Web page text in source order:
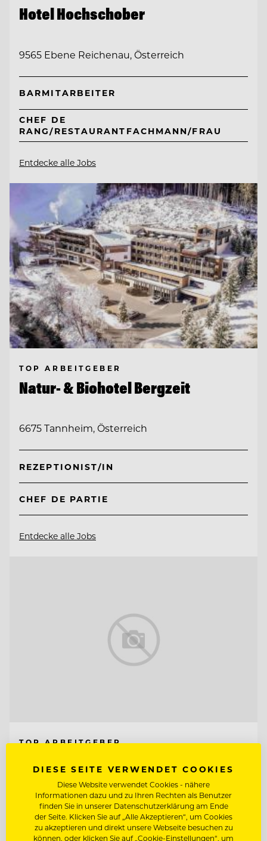
Hotel Hochschober
9565 Ebene Reichenau, Österreich
BARMITARBEITER
CHEF DE
RANG/RESTAURANTFACHMANN/FRAU
Entdecke alle Jobs
TOP ARBEITGEBER
Natur- & Biohotel Bergzeit
6675 Tannheim, Österreich
REZEPTIONIST/IN
CHEF DE PARTIE
Entdecke alle Jobs
TOP ARBEITGEBER
Lehrieder Catering-Party-Service
90471 Nürnberg - Südoststadt , Deutschland
DIESE SEITE VERWENDET COOKIES
Diese Website verwendet Cookies - nähere
Informationen dazu und zu Ihren Rechten als Benutzer
finden Sie in unserer Datenschutzerklärung am Ende
der Seite. Klicken Sie auf „Alle Akzeptieren“, um Cookies
zu akzeptieren und direkt unsere Webseite besuchen zu
können, oder klicken Sie auf „Cookie-Einstellungen“, um